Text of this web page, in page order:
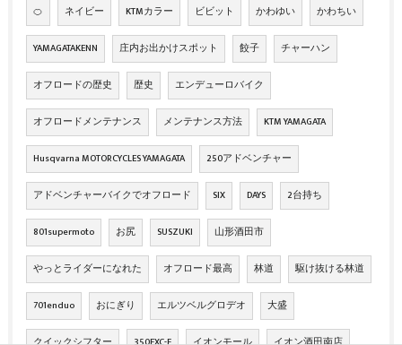
🍊 ネイビー KTMカラー ビビット かわゆい かわちい
YAMAGATAKENN 庄内お出かけスポット 餃子 チャーハン
オフロードの歴史 歴史 エンデューロバイク
オフロードメンテナンス メンテナンス方法 KTM YAMAGATA
Husqvarna MOTORCYCLES YAMAGATA 250アドベンチャー
アドベンチャーバイクでオフロード SIX DAYS 2台持ち
801supermoto お尻 SUSZUKI 山形酒田市
やっとライダーになれた オフロード最高 林道 駆け抜ける林道
701enduo おにぎり エルツベルグロデオ 大盛